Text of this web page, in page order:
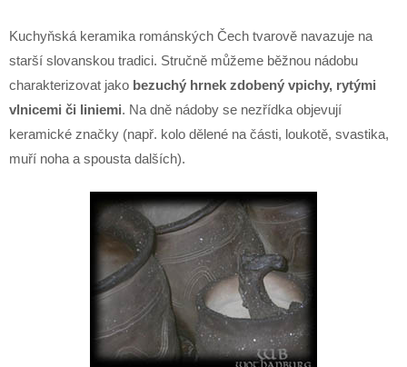
Kuchyňská keramika románských Čech tvarově navazuje na
starší slovanskou tradici. Stručně můžeme běžnou nádobu
charakterizovat jako bezuchý hrnek zdobený vpichy, rytými
vlnicemi či liniemi. Na dně nádoby se nezřídka objevují
keramické značky (např. kolo dělené na části, loukotě, svastika,
muří noha a spousta dalších).